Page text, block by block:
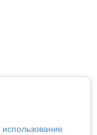
использование